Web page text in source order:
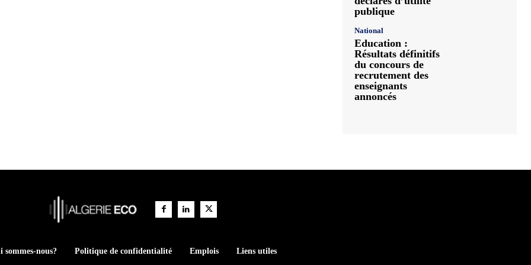
publique
National
Education :
Résultats définitifs
du concours de
recrutement des
enseignants
annoncés
sommes-nous? Politique de confidentialité Emplois Liens utiles